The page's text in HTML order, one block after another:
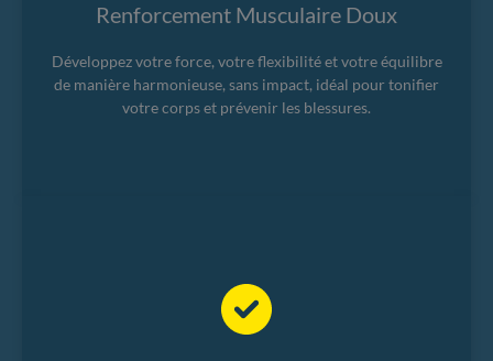
Renforcement Musculaire Doux
Développez votre force, votre flexibilité et votre équilibre
de manière harmonieuse, sans impact, idéal pour tonifier
votre corps et prévenir les blessures.